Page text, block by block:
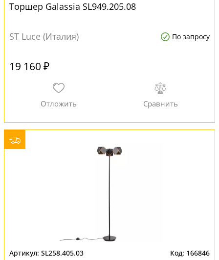
Торшер Galassia SL949.205.08
ST Luce (Италия) По запросу
19 160 ₽
SL258.405.03 166846